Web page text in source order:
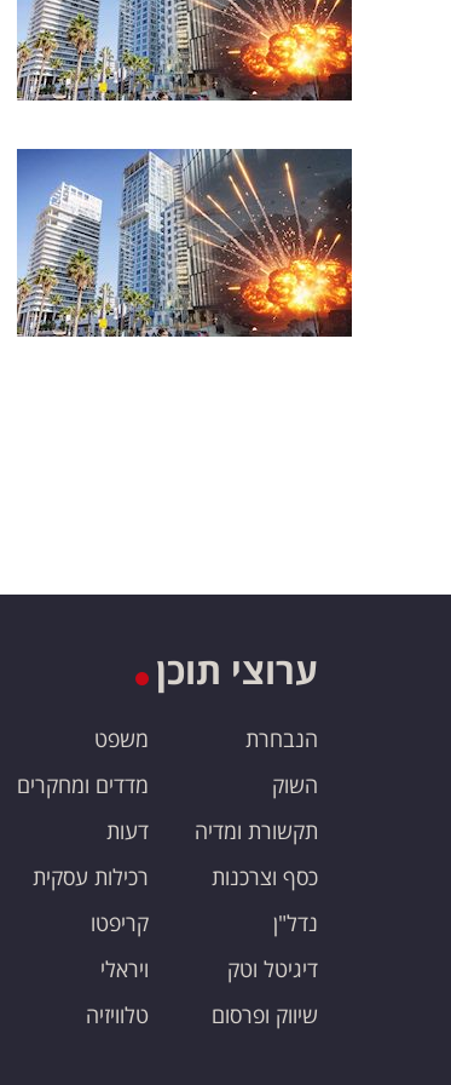
ערוצי תוכן
הנבחרת
השוק
תקשורת ומדיה
כסף וצרכנות
נדל"ן
דיגיטל וטק
שיווק ופרסום
משפט
מדדים ומחקרים
דעות
רכילות עסקית
קריפטו
ויראלי
טלוויזיה